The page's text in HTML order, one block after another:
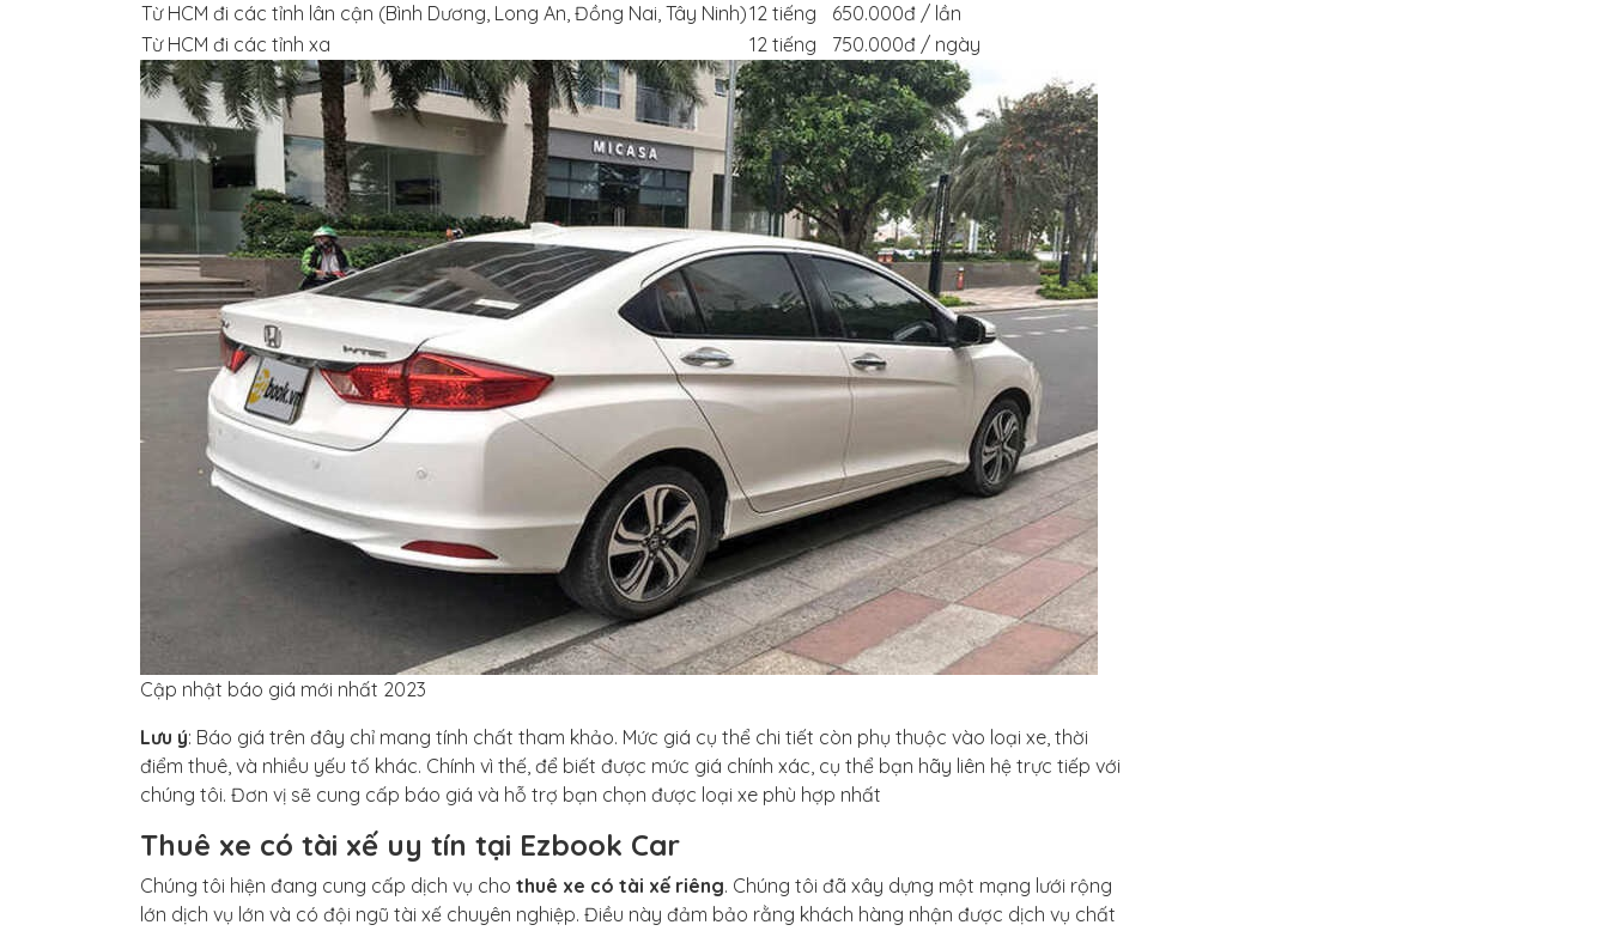
Từ HCM đi các tỉnh lân cận (Bình Dương, Long An, Đồng Nai, Tây Ninh)12 tiếng
650.000đ / lần
Từ HCM đi các tỉnh xa
12 tiếng 750.000đ / ngày
Cập nhật báo giá mới nhất 2023
Lưu ý: Báo giá trên đây chỉ mang tính chất tham khảo. Mức giá cụ thể chi tiết còn phụ thuộc vào loại xe, thời
điểm thuê, và nhiều yếu tố khác. Chính vì thế, để biết được mức giá chính xác, cụ thể bạn hãy liên hệ trực tiếp với
chúng tôi. Đơn vị sẽ cung cấp báo giá và hỗ trợ bạn chọn được loại xe phù hợp nhất
Thuê xe có tài xế uy tín tại Ezbook Car
Chúng tôi hiện đang cung cấp dịch vụ cho thuê xe có tài xế riêng. Chúng tôi đã xây dựng một mạng lưới rộng
lớn dịch vụ lớn và có đội ngũ tài xế chuyên nghiệp. Điều này đảm bảo rằng khách hàng nhận được dịch vụ chất